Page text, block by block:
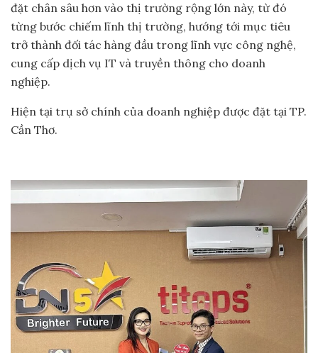
đặt chân sâu hơn vào thị trường rộng lớn này, từ đó
từng bước chiếm lĩnh thị trường, hướng tới mục tiêu
trở thành đối tác hàng đầu trong lĩnh vực công nghệ,
cung cấp dịch vụ IT và truyền thông cho doanh
nghiệp.
Hiện tại trụ sở chính của doanh nghiệp được đặt tại TP.
Cần Thơ.